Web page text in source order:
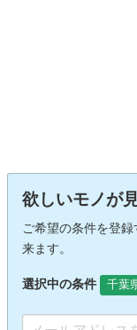
欲しいモノが
ご希望の条件を登
来ます。
選択中の条件 千葉